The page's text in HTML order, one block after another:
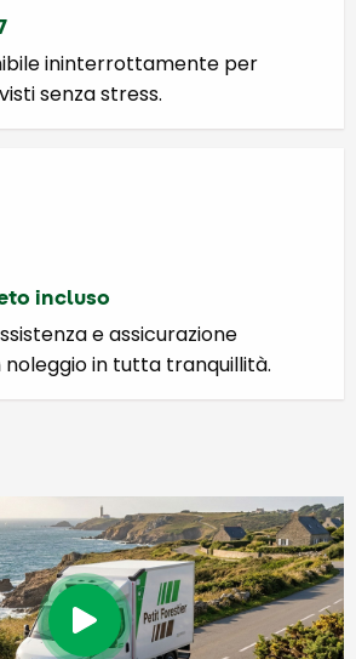
ininterrottamente per
senza stress.
incluso
e assicurazione
in tutta tranquillità.